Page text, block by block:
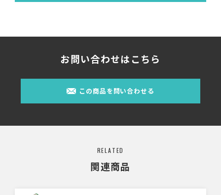
お問い合わせはこちら
この商品を問い合わせる
RELATED
関連商品